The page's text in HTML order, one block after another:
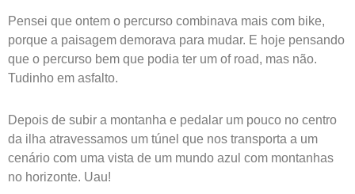
Pensei que ontem o percurso combinava mais com bike,
porque a paisagem demorava para mudar. E hoje pensando
que o percurso bem que podia ter um of road, mas não.
Tudinho em asfalto.
Depois de subir a montanha e pedalar um pouco no centro
da ilha atravessamos um túnel que nos transporta a um
cenário com uma vista de um mundo azul com montanhas
no horizonte. Uau!